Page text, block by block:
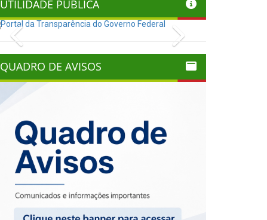
UTILIDADE PÚBLICA
Previous
QUADRO DE AVISOS